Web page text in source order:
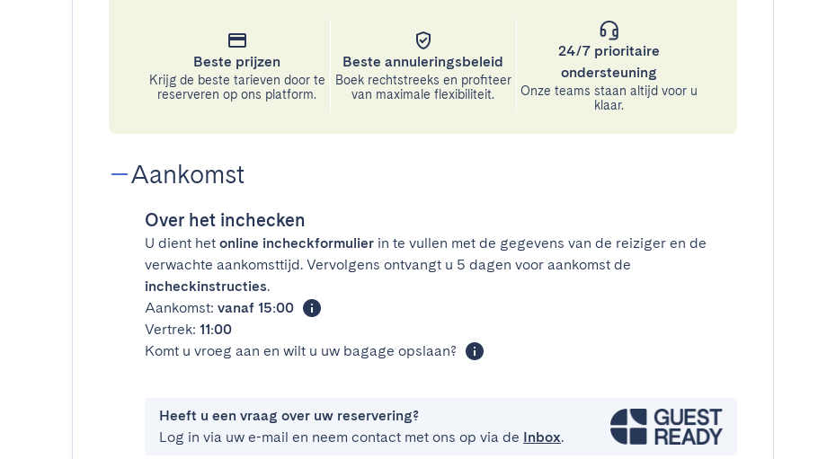
Beste prijzen
Krijg de beste tarieven door te
reserveren op ons platform.
Beste annuleringsbeleid
Boek rechtstreeks en profiteer
van maximale flexibiliteit.
24/7 prioritaire
ondersteuning
Onze teams staan altijd voor u
klaar.
Aankomst
Over het inchecken
U dient het online incheckformulier in te vullen met de gegevens van de reiziger en de
verwachte aankomsttijd. Vervolgens ontvangt u 5 dagen voor aankomst de
incheckinstructies.
Aankomst: vanaf 15:00
Vertrek: 11:00
Komt u vroeg aan en wilt u uw bagage opslaan?
Heeft u een vraag over uw reservering?
Log in via uw e-mail en neem contact met ons op via de Inbox.